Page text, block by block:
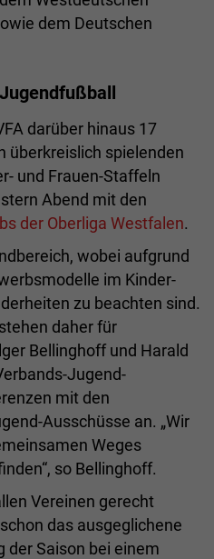
dem Deutschen
darüber hinaus 17
überkreislich spielenden
und Frauen-Staffeln
Abend mit den
der Oberliga Westfalen.
wobei aufgrund
im Kinder-
zu beachten sind.
daher für
Bellinghoff und Harald
Jugend-
mit den
Ausschüsse an. „Wir
Weges
so Bellinghoff.
Vereinen gerecht
das ausgeglichene
der Saison bei einem